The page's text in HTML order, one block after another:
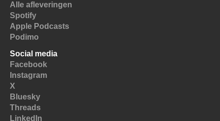
Alle afleveringen
Spotify
Apple Podcasts
Podimo
Social media
Facebook
Instagram
X
Bluesky
Threads
LinkedIn